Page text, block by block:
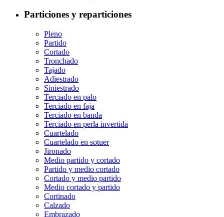
Particiones y reparticiones
Pleno
Partido
Cortado
Tronchado
Tajado
Adiestrado
Siniestrado
Terciado en palo
Terciado en faja
Terciado en banda
Terciado en perla invertida
Cuartelado
Cuartelado en sotuer
Jironado
Medio partido y cortado
Partido y medio cortado
Cortado y medio partido
Medio cortado y partido
Cortinado
Calzado
Embrazado